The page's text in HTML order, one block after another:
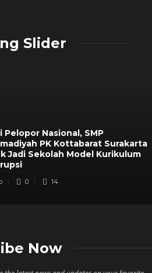
Slider
Pelopor Nasional, SMP
PK Kottabarat Surakarta
Jadi Sekolah Model Kurikulum
0 14
Now